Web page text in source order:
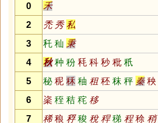
0
禾
2
禿 秀 私
3
秅 秈 秉
4
秋 种 秎 秏 科 秒 秕 秖
5
秘 秜 秝 秞 租 秠 秣 秤 秦 秧
6
秶 秷 秸 秺 移
7
稀 稂 稃 稄 稅 稈 稊 程 稌 稍